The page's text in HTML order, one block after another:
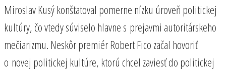
Miroslav Kusý konštatoval pomerne nízku úroveň politickej
kultúry, čo vtedy súviselo hlavne s prejavmi autoritárskeho
mečiarizmu. Neskôr premiér Robert Fico začal hovoriť
o novej politickej kultúre, ktorú chcel zaviesť do politickej